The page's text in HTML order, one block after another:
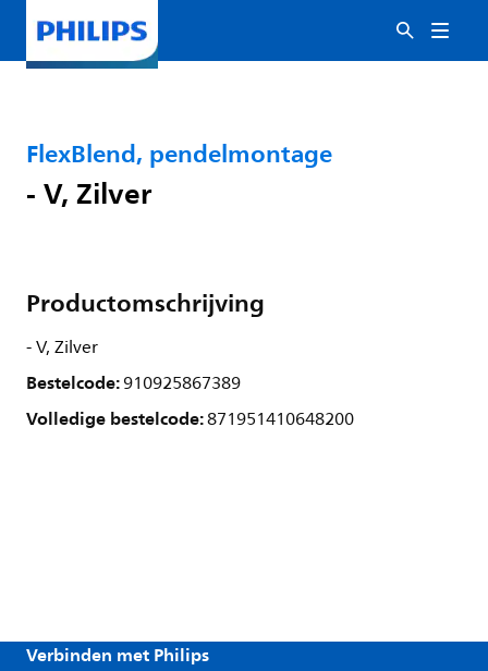
FlexBlend, pendelmontage
- V, Zilver
Productomschrijving
- V, Zilver
Bestelcode:910925867389
Volledige bestelcode:871951410648200
Verbinden met Philips